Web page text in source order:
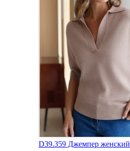
D39.359 Джемпер женский